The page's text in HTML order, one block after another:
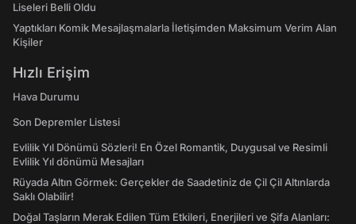
Liseleri Belli Oldu
Yaptıkları Komik Mesajlaşmalarla İletişimden Maksimum Verim Alan
Kişiler
Hızlı Erişim
Hava Durumu
Son Depremler Listesi
Evlilik Yıl Dönümü Sözleri! En Özel Romantik, Duygusal ve Resimli
Evlilik Yıl dönümü Mesajları
Rüyada Altın Görmek: Gerçekler de Saadetiniz de Çil Çil Altınlarda
Saklı Olabilir!
Doğal Taşların Merak Edilen Tüm Etkileri, Enerjileri ve Şifa Alanları: